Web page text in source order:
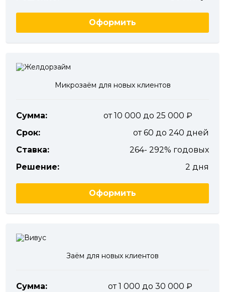
Оформить
Микрозаём для новых клиентов
Сумма:
от 10 000 до 25 000
Срок:
от 60 до 240 дней
Ставка:
264- 292% годовых
Решение:
2 дня
Оформить
Заём для новых клиентов
Сумма:
от 1 000 до 30 000